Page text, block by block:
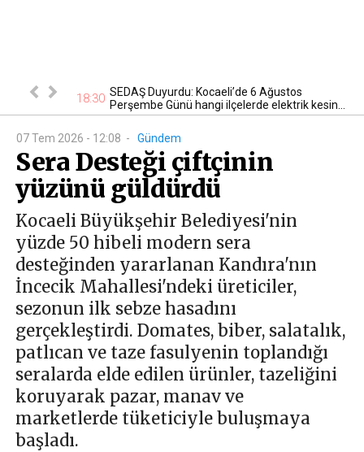
kontrol 18:30 SEDAŞ Duyurdu: Kocaeli’de 6 Ağustos
Perşembe Günü hangi ilçelerde elektrik kesin...
07 Tem 2026 - 12:08 - Gündem
Sera Desteği çiftçinin
yüzünü güldürdü
Kocaeli Büyükşehir Belediyesi'nin
yüzde 50 hibeli modern sera
desteğinden yararlanan Kandıra'nın
İncecik Mahallesi'ndeki üreticiler,
sezonun ilk sebze hasadını
gerçekleştirdi. Domates, biber, salatalık,
patlıcan ve taze fasulyenin toplandığı
seralarda elde edilen ürünler, tazeliğini
koruyarak pazar, manav ve
marketlerde tüketiciyle buluşmaya
başladı.